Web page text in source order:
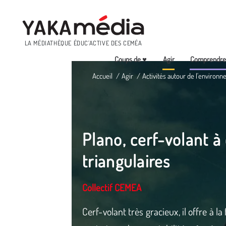
LA MÉDIATHÈQUE ÉDUC’ACTIVE DES CEMÉA
Menu
Coups de ♥ Agir
Comprendre
Accueil
Agir Activités autour de
Plano, cerf-volant à
triangulaires
Collectif CEMEA
Cerf-volant très gracieux, il offre à